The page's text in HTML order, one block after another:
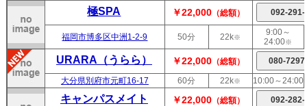
極SPA ￥22,000 （総額）
福岡市博多区中洲1-2-9 50分 22k※
9:00～
24:00※
URARA（うらら） ￥22,000 （総額）
大分県別府市元町16-17
60分 22k※ 10:00～24:00
キャンパスメイト ￥22,000 （総額）